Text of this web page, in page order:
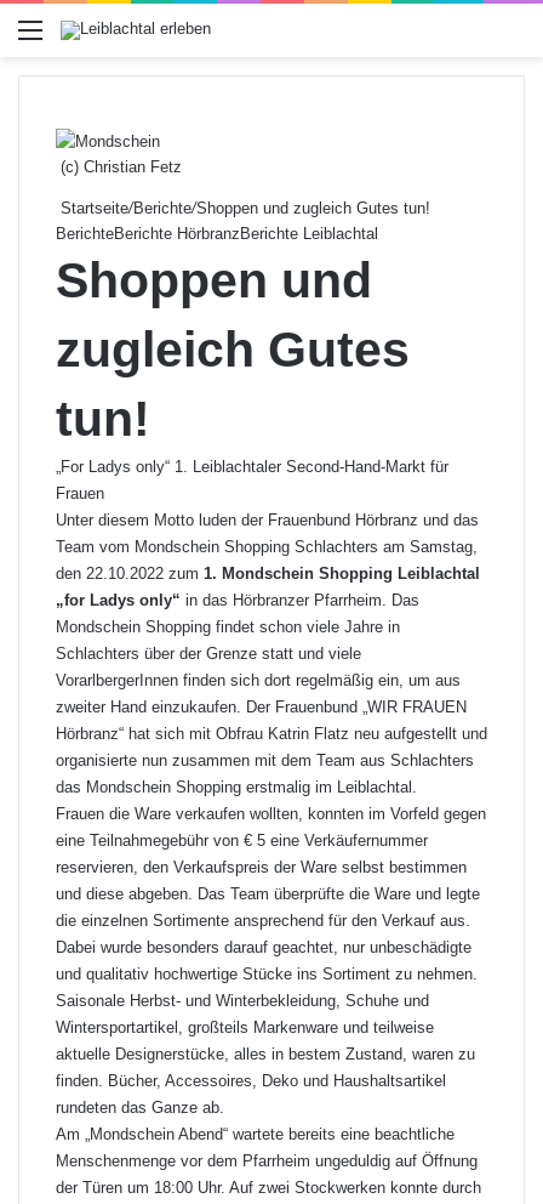
Menü
(c) Christian Fetz
Startseite/Berichte/Shoppen und zugleich Gutes tun!
BerichteBerichte Hörbranz Berichte Leiblachtal
Shoppen und
zugleich Gutes
tun!
„For Ladys only“ 1. Leiblachtaler Second-Hand-Markt für
Frauen
Unter diesem Motto luden der Frauenbund Hörbranz und das
Team vom Mondschein Shopping Schlachters am Samstag,
den 22.10.2022 zum 1. Mondschein Shopping Leiblachtal
„for Ladys only“ in das Hörbranzer Pfarrheim. Das
Mondschein Shopping findet schon viele Jahre in
Schlachters über der Grenze statt und viele
VorarlbergerInnen finden sich dort regelmäßig ein, um aus
zweiter Hand einzukaufen. Der Frauenbund „WIR FRAUEN
Hörbranz“ hat sich mit Obfrau Katrin Flatz neu aufgestellt und
organisierte nun zusammen mit dem Team aus Schlachters
das Mondschein Shopping erstmalig im Leiblachtal.
Frauen die Ware verkaufen wollten, konnten im Vorfeld gegen
eine Teilnahmegebühr von € 5 eine Verkäufernummer
reservieren, den Verkaufspreis der Ware selbst bestimmen
und diese abgeben. Das Team überprüfte die Ware und legte
die einzelnen Sortimente ansprechend für den Verkauf aus.
Dabei wurde besonders darauf geachtet, nur unbeschädigte
und qualitativ hochwertige Stücke ins Sortiment zu nehmen.
Saisonale Herbst- und Winterbekleidung, Schuhe und
Wintersportartikel, großteils Markenware und teilweise
aktuelle Designerstücke, alles in bestem Zustand, waren zu
finden. Bücher, Accessoires, Deko und Haushaltsartikel
rundeten das Ganze ab.
Am „Mondschein Abend“ wartete bereits eine beachtliche
Menschenmenge vor dem Pfarrheim ungeduldig auf Öffnung
der Türen um 18:00 Uhr. Auf zwei Stockwerken konnte durch